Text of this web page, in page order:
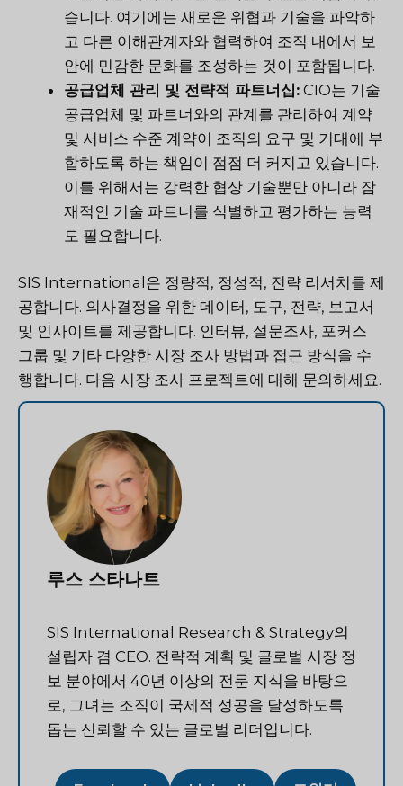
습니다. 여기에는 새로운 위협과 기술을 파악하
고 다른 이해관계자와 협력하여 조직 내에서 보
안에 민감한 문화를 조성하는 것이 포함됩니다.
공급업체 관리 및 전략적 파트너십: CIO는 기술
공급업체 및 파트너와의 관계를 관리하여 계약
및 서비스 수준 계약이 조직의 요구 및 기대에 부
합하도록 하는 책임이 점점 더 커지고 있습니다.
이를 위해서는 강력한 협상 기술뿐만 아니라 잠
재적인 기술 파트너를 식별하고 평가하는 능력
도 필요합니다.
SIS International은 정량적, 정성적, 전략 리서치를 제
공합니다. 의사결정을 위한 데이터, 도구, 전략, 보고서
및 인사이트를 제공합니다. 인터뷰, 설문조사, 포커스
그룹 및 기타 다양한 시장 조사 방법과 접근 방식을 수
행합니다. 다음 시장 조사 프로젝트에 대해 문의하세요.
루스 스타나트
SIS International Research & Strategy의
설립자 겸 CEO. 전략적 계획 및 글로벌 시장 정
보 분야에서 40년 이상의 전문 지식을 바탕으
로, 그녀는 조직이 국제적 성공을 달성하도록
돕는 신뢰할 수 있는 글로벌 리더입니다.